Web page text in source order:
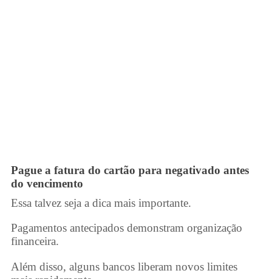
Pague a fatura do cartão para negativado antes
do vencimento
Essa talvez seja a dica mais importante.
Pagamentos antecipados demonstram organização
financeira.
Além disso, alguns bancos liberam novos limites